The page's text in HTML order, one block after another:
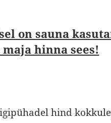
on sauna
hinna sees!
hind